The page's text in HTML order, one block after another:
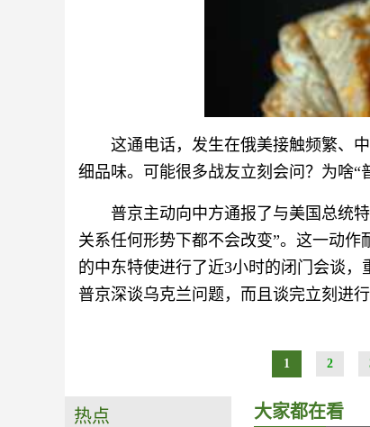
这通电话，发生在俄美接触频繁、
细品味。可能很多战友立刻会问？为啥“
普京主动向中方通报了与美国总统
关系任何形势下都不会改变”。这一动
的中东特使进行了近3小时的闭门会谈
普京深谈乌克兰问题，而且谈完立刻进
1 2
热点 大家都在看